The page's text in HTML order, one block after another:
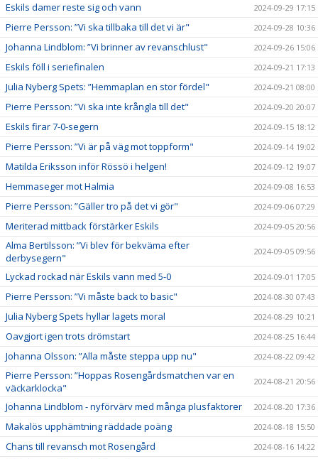
Eskils damer reste sig och vann 2024-09-29 17:15
Pierre Persson: ”Vi ska tillbaka till det vi är" 2024-09-28 10:36
Johanna Lindblom: ”Vi brinner av revanschlust" 2024-09-26 15:06
Eskils föll i seriefinalen 2024-09-21 17:13
Julia Nyberg Spets: ”Hemmaplan en stor fördel" 2024-09-21 08:00
Pierre Persson: ”Vi ska inte krångla till det" 2024-09-20 20:07
Eskils firar 7-0-segern 2024-09-15 18:12
Pierre Persson: ”Vi är på väg mot toppform" 2024-09-14 19:02
Matilda Eriksson inför Rössö i helgen! 2024-09-12 19:07
Hemmaseger mot Halmia 2024-09-08 16:53
Pierre Persson: ”Gäller tro på det vi gör" 2024-09-06 07:29
Meriterad mittback förstärker Eskils 2024-09-05 20:56
Alma Bertilsson: ”Vi blev för bekväma efter
derbysegern"
2024-09-05 09:56
Lyckad rockad när Eskils vann med 5-0 2024-09-01 17:05
Pierre Persson: ”Vi måste back to basic" 2024-08-30 07:43
Julia Nyberg Spets hyllar lagets moral 2024-08-29 10:21
Oavgjort igen trots drömstart 2024-08-25 16:44
Johanna Olsson: ”Alla måste steppa upp nu" 2024-08-22 09:42
Pierre Persson: ”Hoppas Rosengårdsmatchen var en
väckarklocka"
2024-08-21 20:56
Johanna Lindblom - nyförvärv med många plusfaktorer 2024-08-20 17:36
Makalös upphämtning räddade poäng 2024-08-18 15:50
Chans till revansch mot Rosengård 2024-08-16 14:22